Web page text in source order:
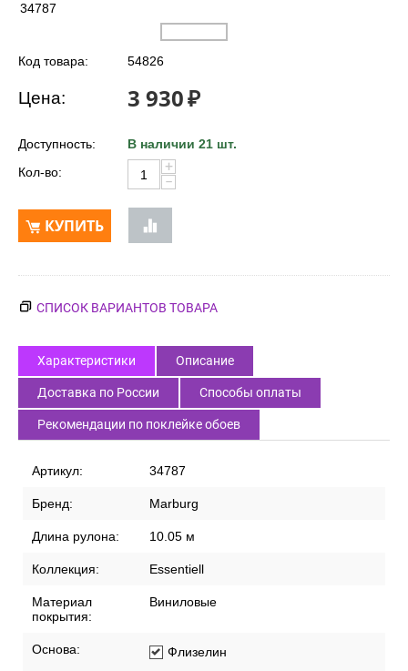
34787
Код товара: 54826
Цена: 3 930₽
Доступность:
В наличии 21 шт.
Кол-во:
+
−
КУПИТЬ
СПИСОК ВАРИАНТОВ ТОВАРА
Характеристики Описание
Доставка по России Способы оплаты
Рекомендации по поклейке обоев
Артикул: 34787
Бренд: Marburg
Длина рулона: 10.05 м
Коллекция: Essentiell
Материал
покрытия:
Виниловые
Основа: Флизелин